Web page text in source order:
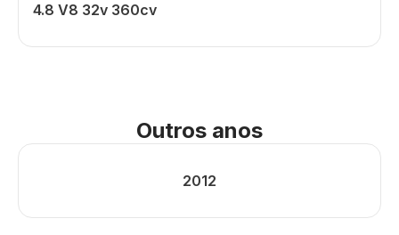
4.8 V8 32v 360cv
Outros anos
2012